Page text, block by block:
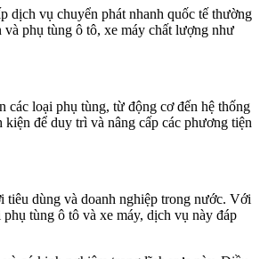
dịch vụ chuyển phát nhanh quốc tế thường
phụ tùng ô tô, xe máy chất lượng như
loại phụ tùng, từ động cơ đến hệ thống
để duy trì và nâng cấp các phương tiện
dùng và doanh nghiệp trong nước. Với
tùng ô tô và xe máy, dịch vụ này đáp